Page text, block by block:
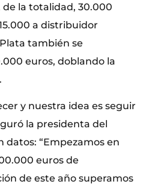
la totalidad, 30.000
a distribuidor
también se
euros, doblando la
y nuestra idea es seguir
la presidenta del
datos: “Empezamos en
euros de
de este año superamos